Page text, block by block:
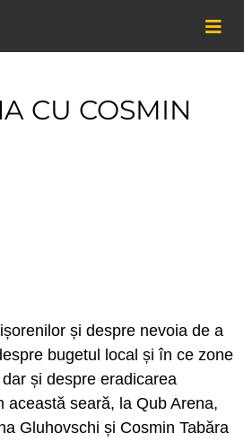
CU COSMIN
și despre nevoia de a
bugetul local și în ce zone
și despre eradicarea
această seară, la Qub Arena,
Gluhovschi și Cosmin Tabăra